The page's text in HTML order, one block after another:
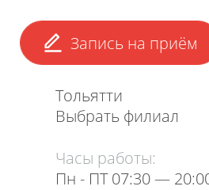
Запись на приём
Тольятти
Выбрать филиал
Часы работы:
Пн - ПТ 07:30 —